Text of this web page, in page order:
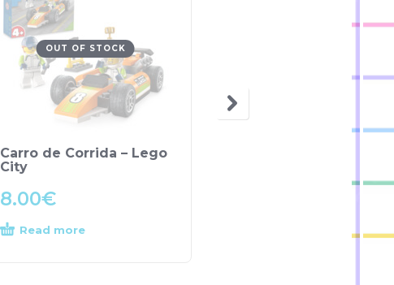
OUT OF STOCK
Carro de Corrida – Lego
City
8.00€
Read more